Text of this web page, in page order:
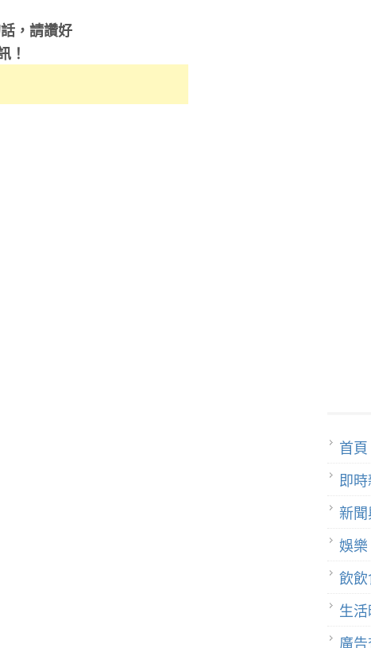
，請讚好
！
首頁
即
新
娛樂
飲
生
廣